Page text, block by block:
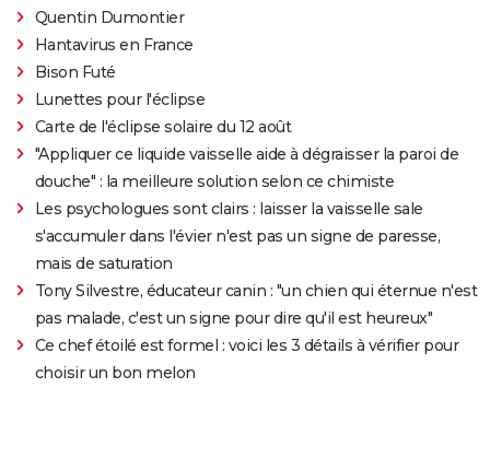
Quentin Dumontier
Hantavirus en France
Bison Futé
Lunettes pour l'éclipse
Carte de l'éclipse solaire du 12 août
"Appliquer ce liquide vaisselle aide à dégraisser la paroi de
douche" : la meilleure solution selon ce chimiste
Les psychologues sont clairs : laisser la vaisselle sale
s'accumuler dans l'évier n'est pas un signe de paresse,
mais de saturation
Tony Silvestre, éducateur canin : "un chien qui éternue n'est
pas malade, c'est un signe pour dire qu'il est heureux"
Ce chef étoilé est formel : voici les 3 détails à vérifier pour
choisir un bon melon